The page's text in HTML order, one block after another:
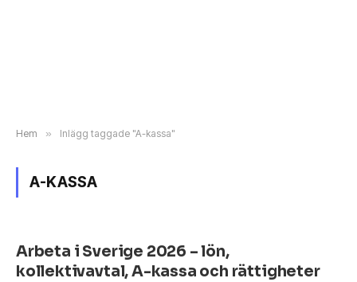
Hem » Inlägg taggade "A-kassa"
A-KASSA
Arbeta i Sverige 2026 – lön,
kollektivavtal, A-kassa och rättigheter